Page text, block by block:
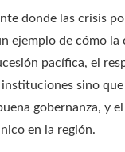
donde las crisis
ejemplo de cómo
pacífica, el
sino
gobernanza, y
en la región.